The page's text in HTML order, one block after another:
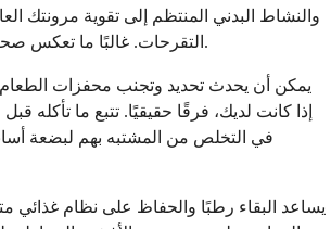
والنشاط البدني المنتظم إلى تقوية مرونتك
التقرحات. غالبًا ما تعكس صحة فمك رفاهيتك العامة.
يمكن أن يحدث تحديد وتجنب محفزات
إذا كانت لديك، فرقًا حقيقيًا. تتبع ما تأكله
في التخلص من المشتبه بهم لبضعة
يساعد البقاء رطبًا والحفاظ على نظام غذائي